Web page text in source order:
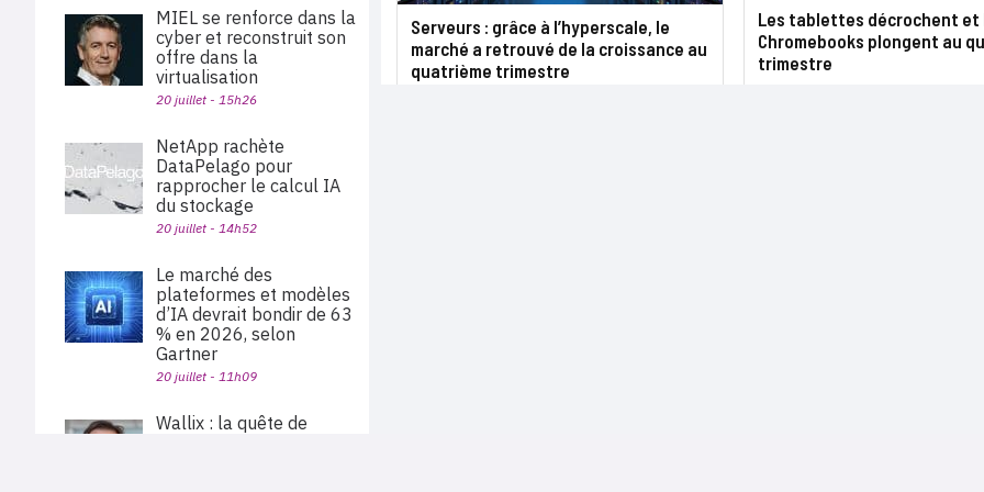
Serveurs : grâce à l’hyperscale, le
marché a retrouvé de la croissance au
quatrième trimestre
Les tablettes décrochent et
Chromebooks plongent au
trimestre
MIEL se renforce dans la
cyber et reconstruit son
offre dans la
virtualisation
20 juillet - 15h26
NetApp rachète
DataPelago pour
rapprocher le calcul IA
du stockage
20 juillet - 14h52
Le marché des
plateformes et modèles
d’IA devrait bondir de 63
% en 2026, selon
Gartner
20 juillet - 11h09
Wallix : la quête de